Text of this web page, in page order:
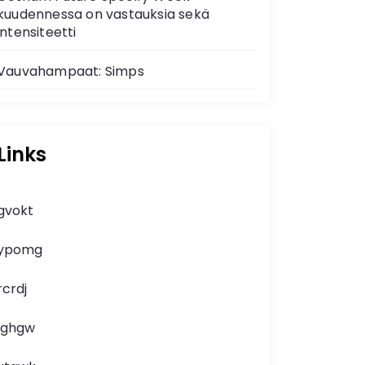
on vastauksia sekä
Simps